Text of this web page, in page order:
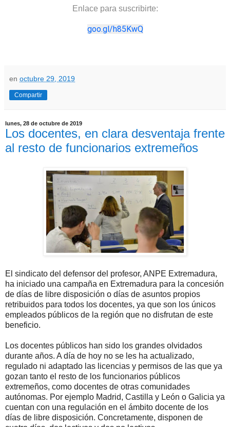
Enlace para suscribirte:
goo.gl/h85KwQ
en octubre 29, 2019
Compartir
lunes, 28 de octubre de 2019
Los docentes, en clara desventaja frente
al resto de funcionarios extremeños
El sindicato del defensor del profesor, ANPE Extremadura,
ha iniciado una campaña en Extremadura para la concesión
de días de libre disposición o días de asuntos propios
retribuidos para todos los docentes, ya que son los únicos
empleados públicos de la región que no disfrutan de este
beneficio.
Los docentes públicos han sido los grandes olvidados
durante años. A día de hoy no se les ha actualizado,
regulado ni adaptado las licencias y permisos de las que ya
gozan tanto el resto de los funcionarios públicos
extremeños, como docentes de otras comunidades
autónomas. Por ejemplo Madrid, Castilla y León o Galicia ya
cuentan con una regulación en el ámbito docente de los
días de libre disposición. Concretamente, disponen de